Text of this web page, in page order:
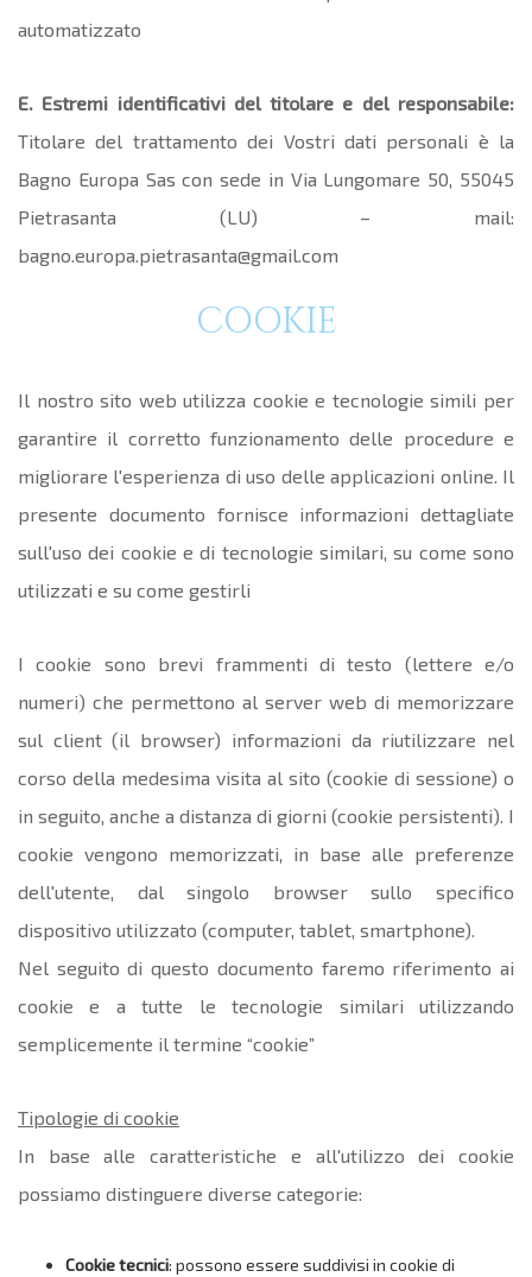
automatizzato
E. Estremi identificativi del titolare e del responsabile:
Titolare del trattamento dei Vostri dati personali è la
Bagno Europa Sas con sede in Via Lungomare 50, 55045
Pietrasanta (LU) – mail:
bagno.europa.pietrasanta@gmail.com
COOKIE
Il nostro sito web utilizza cookie e tecnologie simili per
garantire il corretto funzionamento delle procedure e
migliorare l'esperienza di uso delle applicazioni online. Il
presente documento fornisce informazioni dettagliate
sull'uso dei cookie e di tecnologie similari, su come sono
utilizzati e su come gestirli
I cookie sono brevi frammenti di testo (lettere e/o
numeri) che permettono al server web di memorizzare
sul client (il browser) informazioni da riutilizzare nel
corso della medesima visita al sito (cookie di sessione) o
in seguito, anche a distanza di giorni (cookie persistenti). I
cookie vengono memorizzati, in base alle preferenze
dell'utente, dal singolo browser sullo specifico
dispositivo utilizzato (computer, tablet, smartphone).
Nel seguito di questo documento faremo riferimento ai
cookie e a tutte le tecnologie similari utilizzando
semplicemente il termine “cookie”
Tipologie di cookie
In base alle caratteristiche e all'utilizzo dei cookie
possiamo distinguere diverse categorie:
Cookie tecnici: possono essere suddivisi in cookie di